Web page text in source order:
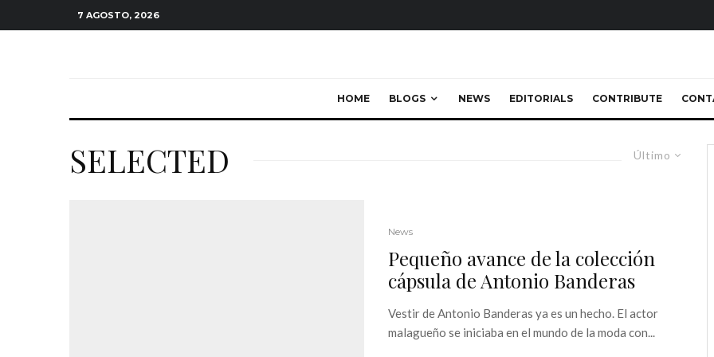
7 AGOSTO, 2026
HOME BLOGS NEWS EDITORIALS CONTRIBUTE
Último
SELECTED
News
Pequeño avance de la colección
cápsula de Antonio Banderas
Vestir de Antonio Banderas ya es un hecho. El actor
malagueño se iniciaba en el mundo de la moda con...